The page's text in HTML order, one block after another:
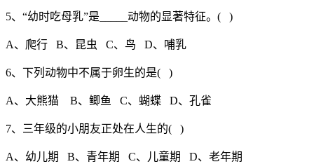
5、“幼时吃母乳”是_____动物的显著特征。( )
A、爬行 B、昆虫 C、鸟 D、哺乳
6、下列动物中不属于卵生的是( )
A、大熊猫 B、鲫鱼 C、蝴蝶 D、孔雀
7、三年级的小朋友正处在人生的( )
A、幼儿期 B、青年期 C、儿童期 D、老年期